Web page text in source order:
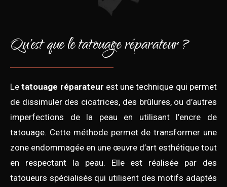
Qu'est que le tatouage réparateur ?
Letatouage réparateur est une technique qui permet
de dissimuler des cicatrices, des brûlures, ou d’autres
imperfections de la peau en utilisant l’encre de
tatouage. Cette méthode permet de transformer une
zone endommagée en une œuvre d’art esthétique tout
en respectant la peau. Elle est réalisée par des
tatoueurs spécialisés qui utilisent des motifs adaptés